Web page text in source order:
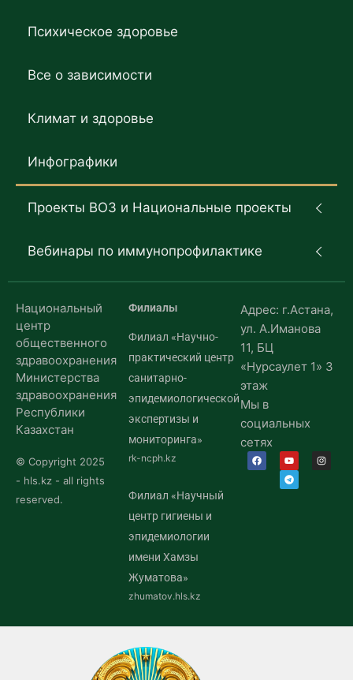
Психическое здоровье
Все о зависимости
Климат и здоровье
Инфографики
Проекты ВОЗ и Национальные проекты
Вебинары по иммунопрофилактике
Национальный
центр
общественного
здравоохранения
Министерства
здравоохранения
Республики
Казахстан
© Copyright 2025
- hls.kz - all rights
reserved.
Филиалы
Филиал «Научно-
практический центр
санитарно-
эпидемиологической
экспертизы и
мониторинга»
rk-ncph.kz
Филиал «Научный
центр гигиены и
эпидемиологии
имени Хамзы
Жуматова»
zhumatov.hls.kz
Адрес: г.Астана,
ул. А.Иманова
11, БЦ
«Нурсаулет 1» 3
этаж
Мы в
социальных
сетях